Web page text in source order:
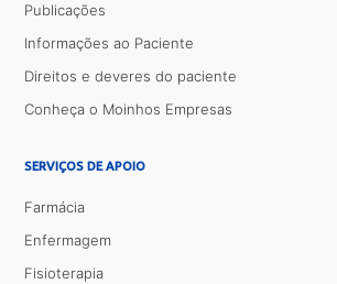
Publicações
Informações ao Paciente
Direitos e deveres do paciente
Conheça o Moinhos Empresas
SERVIÇOS DE APOIO
Farmácia
Enfermagem
Fisioterapia